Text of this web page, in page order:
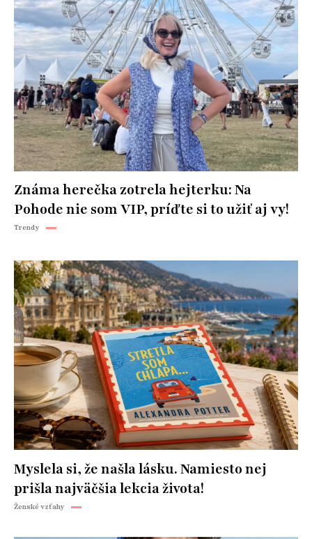
Známa herečka zotrela hejterku: Na
Pohode nie som VIP, príďte si to užiť aj vy!
Trendy
Myslela si, že našla lásku. Namiesto nej
prišla najväčšia lekcia života!
Ženské vzťahy